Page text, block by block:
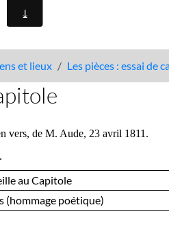
et lieux Les pièces : essai de
vers, de M. Aude, 23 avril 1811.
au Capitole
(hommage poétique)